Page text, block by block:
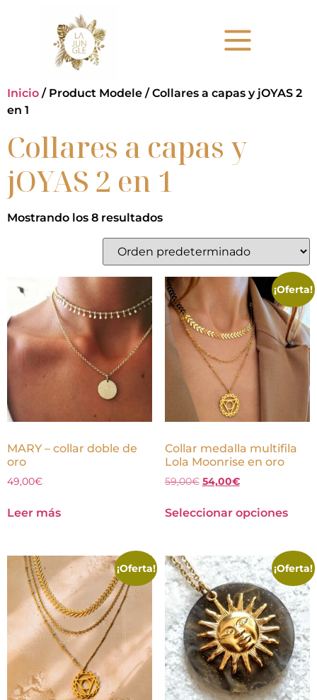
Inicio / Product Modele / Collares a capas y jOYAS 2
en 1
Collares a capas y
jOYAS 2 en 1
Mostrando los 8 resultados
MARY – collar doble de
oro
49,00€
Leer más
¡Oferta!
Collar medalla multifila
Lola Moonrise en oro
59,00€ 54,00€
Seleccionar opciones
¡Oferta! ¡Oferta!